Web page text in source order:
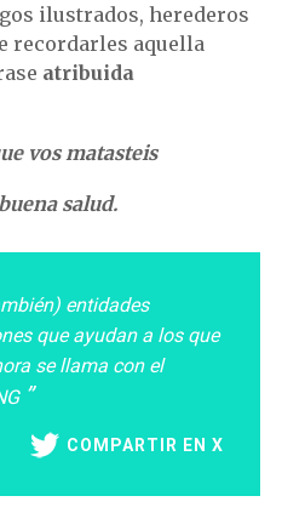
ilustrados, herederos
recordarles aquella
atribuida
vos matasteis
salud.
entidades
que ayudan a los que
se llama con el
COMPARTIR EN X